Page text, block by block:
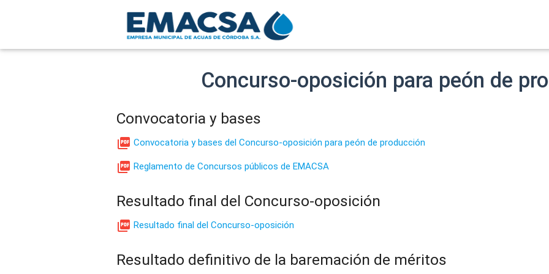
Concurso-oposición para peón de
Convocatoria y bases
 Convocatoria y bases del Concurso-oposición para peón de producción
 Reglamento de Concursos públicos de EMACSA
Resultado final del Concurso-oposición
 Resultado final del Concurso-oposición
Resultado definitivo de la baremación de méritos